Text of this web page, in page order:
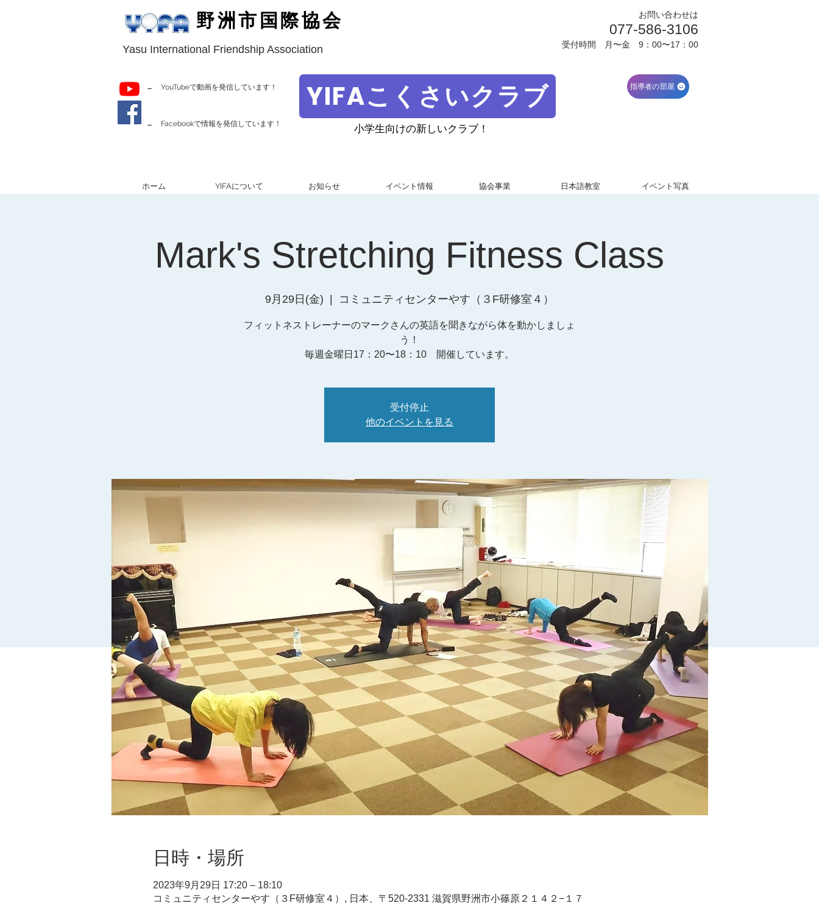
野洲市国際協会
Yasu International Friendship Association
お問い合わせは
077-586-3106
受付時間 月〜金 9：00〜17：00
← YouTubeで動画を発信しています！
← Facebookで情報を発信しています！
YIFAこくさいクラブ
小学生向けの新しいクラブ！
指導者の部屋
ホーム YIFAについて お知らせ イベント情報 協会事業 日本語教室 イベント写真
Mark's Stretching Fitness Class
9月29日(金) コミュニティセンターやす（３F研修室４）
フィットネストレーナーのマークさんの英語を聞きながら体を動かしましょ
う！
毎週金曜日17：20〜18：10 開催しています。
受付停止
他のイベントを見る
日時・場所
2023年9月29日 17:20 – 18:10
コミュニティセンターやす（３F研修室４）, 日本、〒520-2331 滋賀県野洲市小篠原２１４２−１７